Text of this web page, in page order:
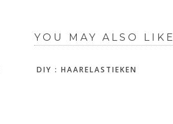
YOU MAY ALSO LIKE
DIY : HAARELASTIEKEN